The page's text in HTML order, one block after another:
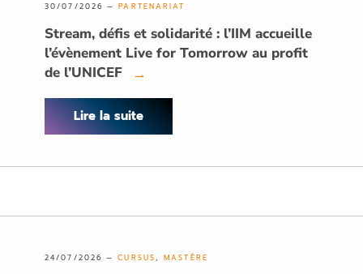
30/07/2026 —PARTENARIAT
Stream, défis et solidarité : l’IIM accueille
l’évènement Live for Tomorrow au profit
de l’UNICEF
→
Lire la suite
24/07/2026 —CURSUS,MASTÈRE